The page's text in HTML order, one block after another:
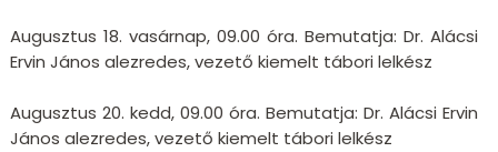
Augusztus 18. vasárnap, 09.00 óra. Bemutatja: Dr. Alácsi
Ervin János alezredes, vezető kiemelt tábori lelkész
Augusztus 20. kedd, 09.00 óra. Bemutatja: Dr. Alácsi Ervin
János alezredes, vezető kiemelt tábori lelkész